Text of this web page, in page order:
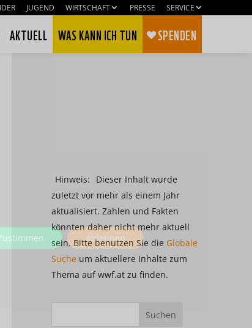
JUGEND WIRTSCHAFT PRESSE SERVICE
AKTUELL WAS KANN ICH TUN SPENDEN
Hinweis:
Dieser Inhalt wurde
zuletzt vor mehr als einem Jahr
aktualisiert. Zahlen und Fakten
könnten daher nicht mehr aktuell
sein. Bitte benutzen Sie die Globale
Suche um aktuellere Inhalte zum
Thema auf wwf.at zu finden.
Ablehnen